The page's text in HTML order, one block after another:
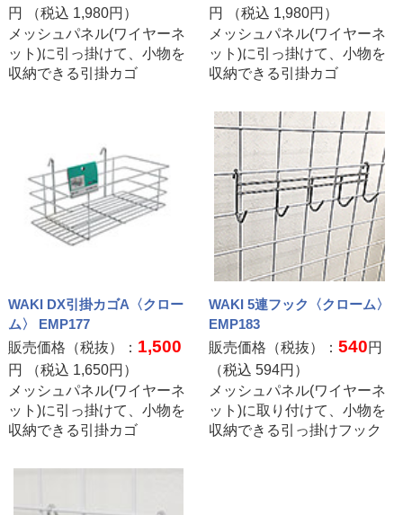
円 （税込 1,980円）
メッシュパネル(ワイヤーネ
ット)に引っ掛けて、小物を
収納できる引掛カゴ
円 （税込 1,980円）
メッシュパネル(ワイヤーネ
ット)に引っ掛けて、小物を
収納できる引掛カゴ
WAKI DX引掛カゴA〈クロー
ム〉 EMP177
販売価格（税抜）： 1,500
円 （税込 1,650円）
メッシュパネル(ワイヤーネ
ット)に引っ掛けて、小物を
収納できる引掛カゴ
WAKI 5連フック〈クローム〉
EMP183
販売価格（税抜）：540円
（税込594円）
メッシュパネル(ワイヤーネ
ット)に取り付けて、小物を
収納できる引っ掛けフック